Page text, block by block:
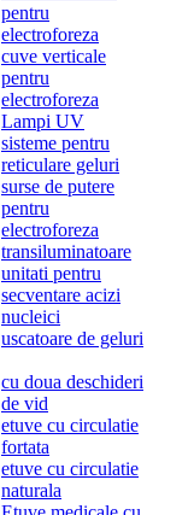
pentru
electroforeza
cuve verticale
pentru
electroforeza
Lampi UV
sisteme pentru
reticulare geluri
surse de putere
pentru
electroforeza
transiluminatoare
unitati pentru
secventare acizi
nucleici
uscatoare de geluri
cu doua deschideri
de vid
etuve cu circulatie
fortata
etuve cu circulatie
naturala